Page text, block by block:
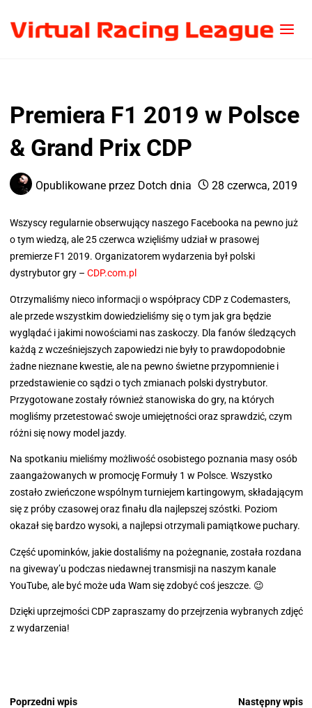
Premiera F1 2019 w Polsce
& Grand Prix CDP
Opublikowane przez Dotch dnia 28 czerwca, 2019
Wszyscy regularnie obserwujący naszego Facebooka na pewno już
o tym wiedzą, ale 25 czerwca wzięliśmy udział w prasowej
premierze F1 2019. Organizatorem wydarzenia był polski
dystrybutor gry – CDP.com.pl
Otrzymaliśmy nieco informacji o współpracy CDP z Codemasters,
ale przede wszystkim dowiedzieliśmy się o tym jak gra będzie
wyglądać i jakimi nowościami nas zaskoczy. Dla fanów śledzących
każdą z wcześniejszych zapowiedzi nie były to prawdopodobnie
żadne nieznane kwestie, ale na pewno świetne przypomnienie i
przedstawienie co sądzi o tych zmianach polski dystrybutor.
Przygotowane zostały również stanowiska do gry, na których
mogliśmy przetestować swoje umiejętności oraz sprawdzić, czym
różni się nowy model jazdy.
Na spotkaniu mieliśmy możliwość osobistego poznania masy osób
zaangażowanych w promocję Formuły 1 w Polsce. Wszystko
zostało zwieńczone wspólnym turniejem kartingowym, składającym
się z próby czasowej oraz finału dla najlepszej szóstki. Poziom
okazał się bardzo wysoki, a najlepsi otrzymali pamiątkowe puchary.
Część upominków, jakie dostaliśmy na pożegnanie, została rozdana
na giveway’u podczas niedawnej transmisji na naszym kanale
YouTube, ale być może uda Wam się zdobyć coś jeszcze. 😉
Dzięki uprzejmości CDP zapraszamy do przejrzenia wybranych zdjęć
z wydarzenia!
Poprzedni wpis Następny wpis